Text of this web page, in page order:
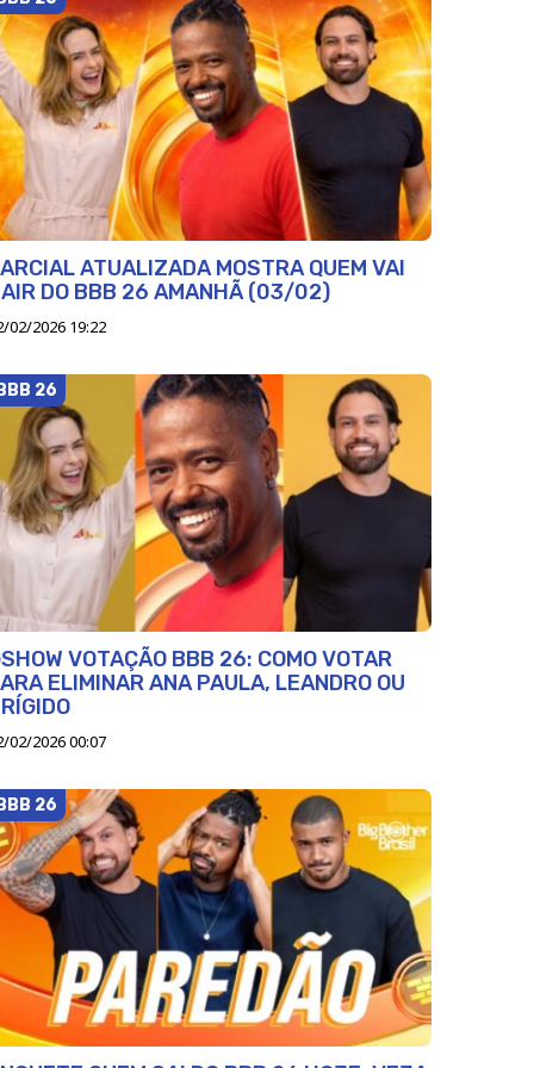
ATUALIZADA MOSTRA QUEM VAI
DO BBB 26 AMANHÃ (03/02)
02/2026 19:22
26
VOTAÇÃO BBB 26: COMO VOTAR
ELIMINAR ANA PAULA, LEANDRO OU
02/2026 00:07
26